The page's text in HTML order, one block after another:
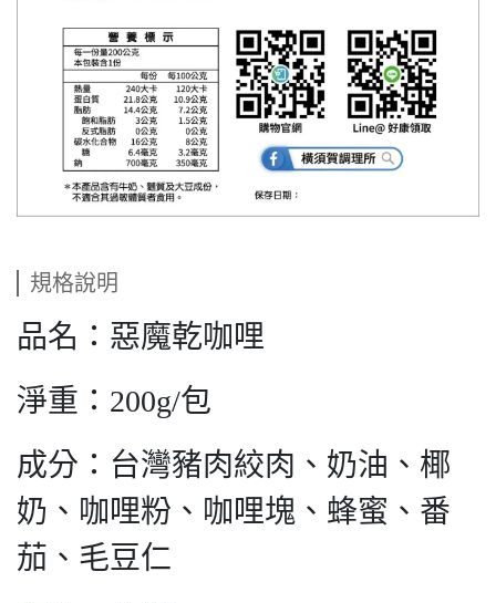
規格說明
品名：惡魔乾咖哩
淨重：200g/包
成分：台灣豬肉絞肉、奶油、椰
奶、咖哩粉、咖哩塊、蜂蜜、番
茄、毛豆仁